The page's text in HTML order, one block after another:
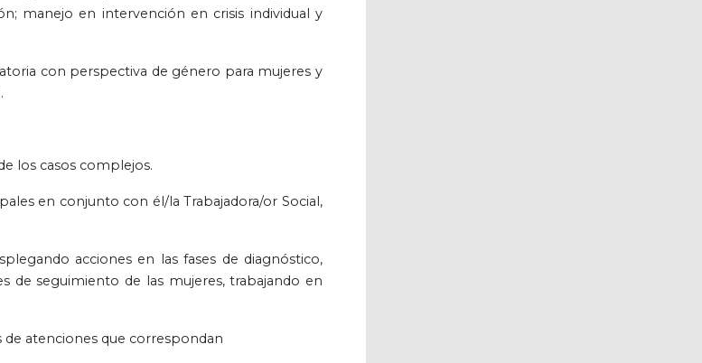
manejo en intervención en crisis individual y
con perspectiva de género para mujeres y
los casos complejos.
en conjunto con él/la Trabajadora/or Social,
acciones en las fases de diagnóstico,
de seguimiento de las mujeres, trabajando en
atenciones que correspondan